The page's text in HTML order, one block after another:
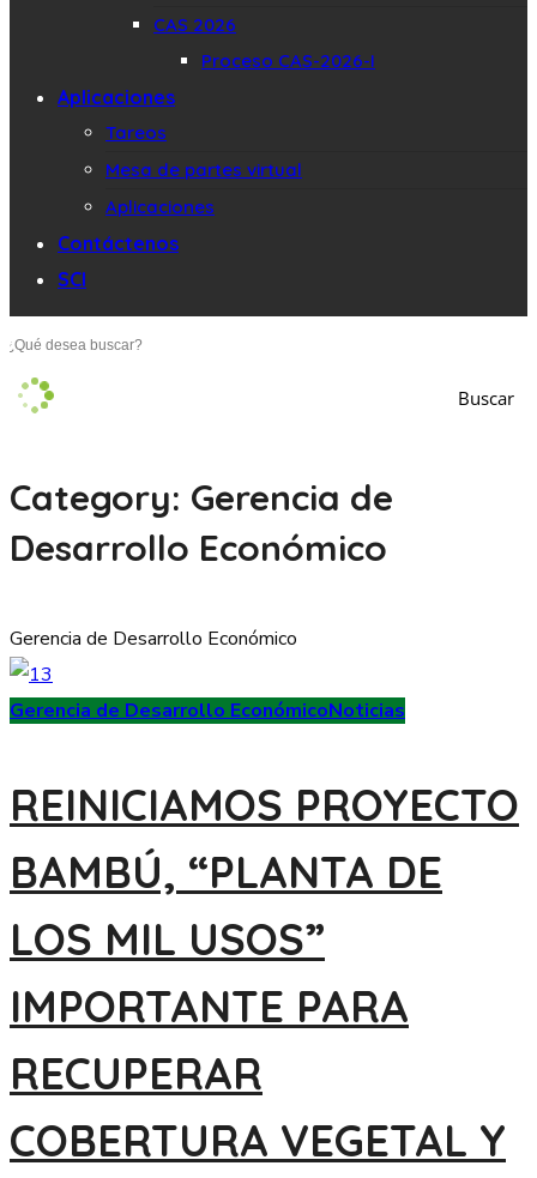
CAS 2026
Proceso CAS-2026-I
Aplicaciones
Tareos
Mesa de partes virtual
Aplicaciones
Contáctenos
SCI
Buscar
Category: Gerencia de
Desarrollo Económico
Gerencia de Desarrollo Económico
Gerencia de Desarrollo EconómicoNoticias
REINICIAMOS PROYECTO
BAMBÚ, “PLANTA DE
LOS MIL USOS”
IMPORTANTE PARA
RECUPERAR
COBERTURA VEGETAL Y